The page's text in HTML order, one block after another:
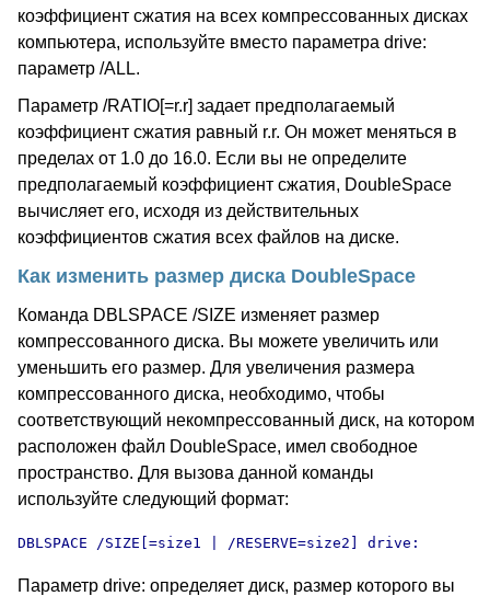
коэффициент сжатия на всех компрессованных дисках
компьютера, используйте вместо параметра drive:
параметр /ALL.
Параметр /RATIO[=r.r] задает предполагаемый
коэффициент сжатия равный r.r. Он может меняться в
пределах от 1.0 до 16.0. Если вы не определите
предполагаемый коэффициент сжатия, DoubleSpace
вычисляет его, исходя из действительных
коэффициентов сжатия всех файлов на диске.
Как изменить размер диска DoubleSpace
Команда DBLSPACE /SIZE изменяет размер
компрессованного диска. Вы можете увеличить или
уменьшить его размер. Для увеличения размера
компрессованного диска, необходимо, чтобы
соответствующий некомпрессованный диск, на котором
расположен файл DoubleSpace, имел свободное
пространство. Для вызова данной команды
используйте следующий формат:
DBLSPACE /SIZE[=size1 | /RESERVE=size2] drive:
Параметр drive: определяет диск, размер которого вы